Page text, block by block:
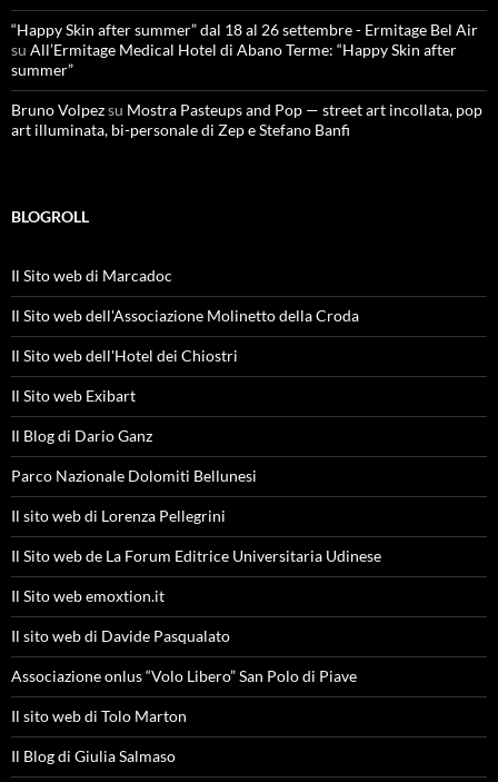
“Happy Skin after summer” dal 18 al 26 settembre - Ermitage Bel Air
su All’Ermitage Medical Hotel di Abano Terme: “Happy Skin after
summer”
Bruno Volpezsu Mostra Pasteups and Pop — street art incollata, pop
art illuminata, bi-personale di Zep e Stefano Banfi
BLOGROLL
Il Sito web di Marcadoc
Il Sito web dell'Associazione Molinetto della Croda
Il Sito web dell'Hotel dei Chiostri
Il Sito web Exibart
Il Blog di Dario Ganz
Parco Nazionale Dolomiti Bellunesi
Il sito web di Lorenza Pellegrini
Il Sito web de La Forum Editrice Universitaria Udinese
Il Sito web emoxtion.it
Il sito web di Davide Pasqualato
Associazione onlus “Volo Libero” San Polo di Piave
Il sito web di Tolo Marton
Il Blog di Giulia Salmaso